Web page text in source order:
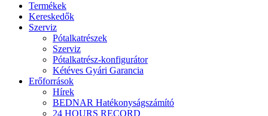
Termékek
Kereskedők
Szerviz
Pótalkatrészek
Szerviz
Pótalkatrész-konfigurátor
Kétéves Gyári Garancia
Erőforrások
Hírek
BEDNAR Hatékonyságszámító
24 HOURS RECORD